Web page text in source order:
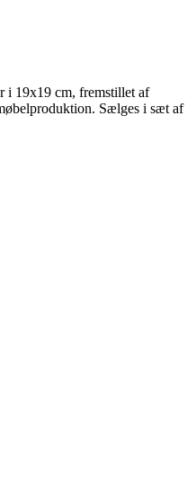
i 19x19 cm, fremstillet af
Sælges i sæt af